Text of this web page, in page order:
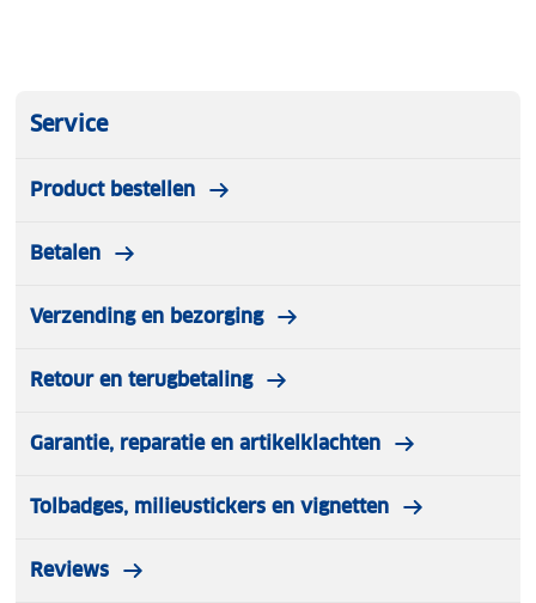
Service
Product bestellen
Betalen
Verzending en bezorging
Retour en terugbetaling
Garantie, reparatie en artikelklachten
Tolbadges, milieustickers en vignetten
Reviews